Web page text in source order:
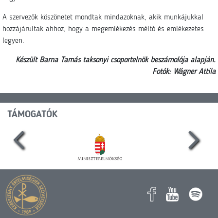
A szervezők köszönetet mondtak mindazoknak, akik munkájukkal
hozzájárultak ahhoz, hogy a megemlékezés méltó és emlékezetes
legyen.
Készült Barna Tamás taksonyi csoportelnök beszámolója alapján.
Fotók: Wágner Attila
TÁMOGATÓK